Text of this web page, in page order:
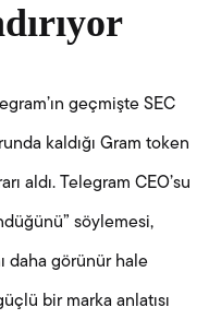
geçmişte SEC
kaldığı Gram token
aldı. Telegram CEO’su
söylemesi,
daha görünür hale
bir marka anlatısı